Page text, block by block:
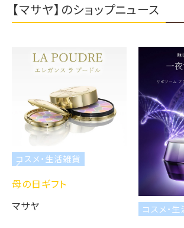
【マサヤ】のショップニュース
コスメ・生活雑貨
母の日ギフト
マサヤ
コスメ・